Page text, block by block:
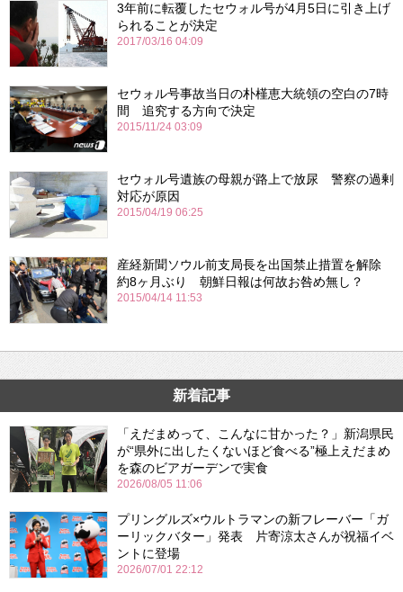
3年前に転覆したセウォル号が4月5日に引き上げ
られることが決定
2017/03/16 04:09
セウォル号事故当日の朴槿恵大統領の空白の7時
間 追究する方向で決定
2015/11/24 03:09
セウォル号遺族の母親が路上で放尿 警察の過剰
対応が原因
2015/04/19 06:25
産経新聞ソウル前支局長を出国禁止措置を解除
約8ヶ月ぶり 朝鮮日報は何故お咎め無し？
2015/04/14 11:53
新着記事
「えだまめって、こんなに甘かった？」新潟県民
が“県外に出したくないほど食べる”極上えだまめ
を森のビアガーデンで実食
2026/08/05 11:06
プリングルズ×ウルトラマンの新フレーバー「ガ
ーリックバター」発表 片寄涼太さんが祝福イベ
ントに登場
2026/07/01 22:12